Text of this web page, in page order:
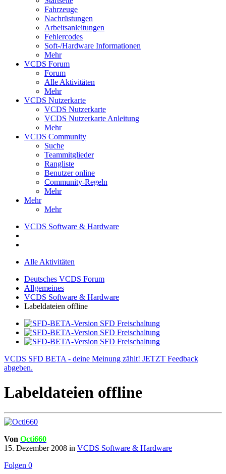
Fahrzeuge
Nachrüstungen
Arbeitsanleitungen
Fehlercodes
Soft-/Hardware Informationen
Mehr
VCDS Forum
Forum
Alle Aktivitäten
Mehr
VCDS Nutzerkarte
VCDS Nutzerkarte
VCDS Nutzerkarte Anleitung
Mehr
VCDS Community
Suche
Teammitglieder
Rangliste
Benutzer online
Community-Regeln
Mehr
Mehr
Mehr
VCDS Software & Hardware
Alle Aktivitäten
Deutsches VCDS Forum
Allgemeines
VCDS Software & Hardware
Labeldateien offline
VCDS SFD BETA - deine Meinung zählt! JETZT Feedback
abgeben.
Labeldateien offline
Von Octi660
15. Dezember 2008 in VCDS Software & Hardware
Folgen 0